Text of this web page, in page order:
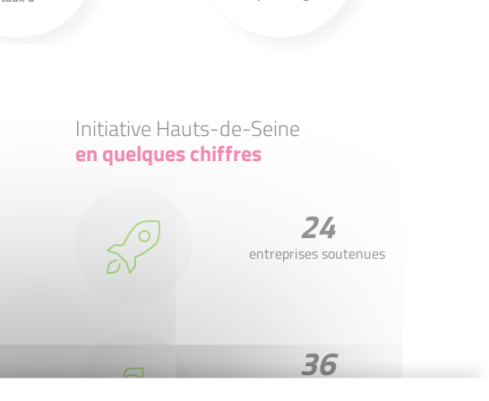
Initiative Hauts-de-Seine
en quelques chiffres
24
entreprises soutenues
36